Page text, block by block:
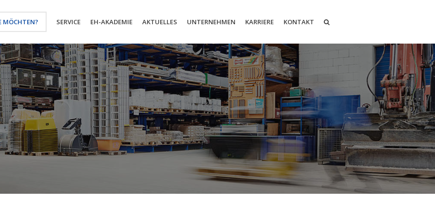
MÖCHTEN? SERVICE EH-AKADEMIE AKTUELLES UNTERNEHMEN KARRIERE KONTAKT